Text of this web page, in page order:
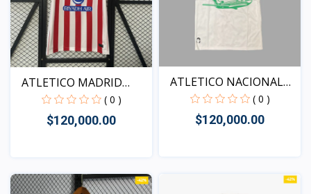
ATLETICO MADRID
LOCAL 2...
( 0 )
$120,000.00
Vista
ATLETICO NACIONAL
VISIT...
( 0 )
$120,000.00